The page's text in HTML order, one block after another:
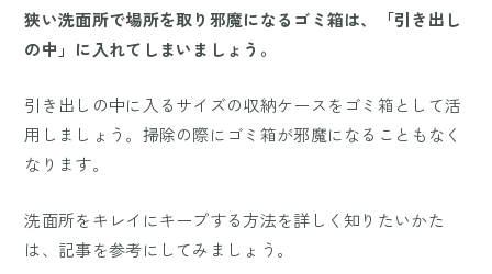
狭い洗面所で場所を取り邪魔になるゴミ箱は、「引き出し
の中」に入れてしまいましょう。
引き出しの中に入るサイズの収納ケースをゴミ箱として活
用しましょう。掃除の際にゴミ箱が邪魔になることもなく
なります。
洗面所をキレイにキープする方法を詳しく知りたいかた
は、記事を参考にしてみましょう。